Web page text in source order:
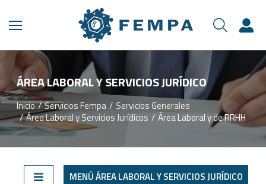
ÁREA LABORAL Y SERVICIOS JURÍDICO
Estás aquí:
Inicio Servicios Fempa
Servicios Generales
Área Laboral y Servicios Jurídicos
Área Laboral y de RRHH
MENÚ ÁREA LABORAL Y SERVICIOS JURÍDICO